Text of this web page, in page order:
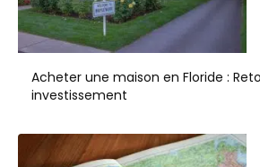
Acheter une maison en Floride :
investissement